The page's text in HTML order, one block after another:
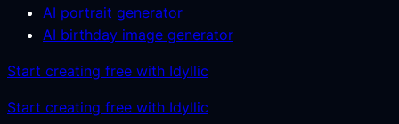
AI portrait generator
AI birthday image generator
Start creating free with Idyllic
Start creating free with Idyllic